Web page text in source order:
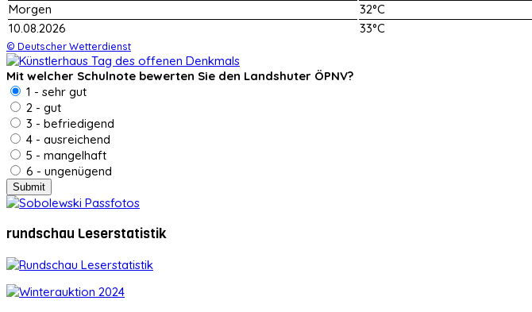
Morgen
32°C
10.08.2026
33°C
© Deutscher Wetterdienst
Mit welcher Schulnote bewerten Sie den Landshuter ÖPNV?
1 - sehr gut
2 - gut
3 - befriedigend
4 - ausreichend
5 - mangelhaft
6 - ungenügend
rundschau Leserstatistik